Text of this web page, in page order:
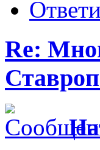
Re: